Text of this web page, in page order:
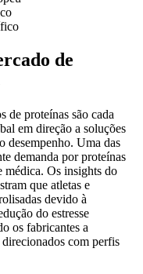
de
​​de proteínas são cada
em direção a soluções
desempenho. Uma das
demanda por proteínas
médica. Os insights do
que atletas e
devido à
do estresse
os fabricantes a
com perfis